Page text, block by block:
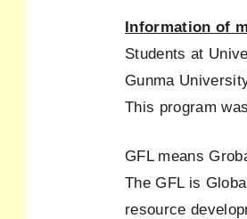
Information of
Students at
Gunma
This program
GFL means
The GFL is
resource